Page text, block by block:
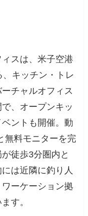
スは、米子空港
キッチン・トレ
チャルオフィス
、オープンキッ
ントも開催。動
無料モニターを完
徒歩3分圏内と
は近隣に釣り人
ーケーション拠
す。